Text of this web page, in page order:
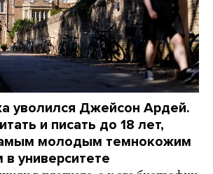
уволился Джейсон Ардей.
и писать до 18 лет,
молодым темнокожим
университете